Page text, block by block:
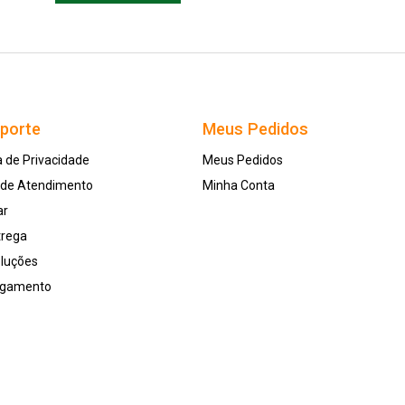
de Privacidade
Atendimento
Meus Pedidos
Meus Pedidos
Minha Conta